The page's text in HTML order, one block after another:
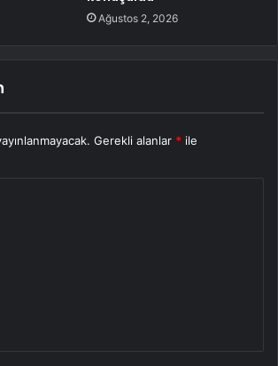
Ağustos 2, 2026
Gerekli alanlar * ile